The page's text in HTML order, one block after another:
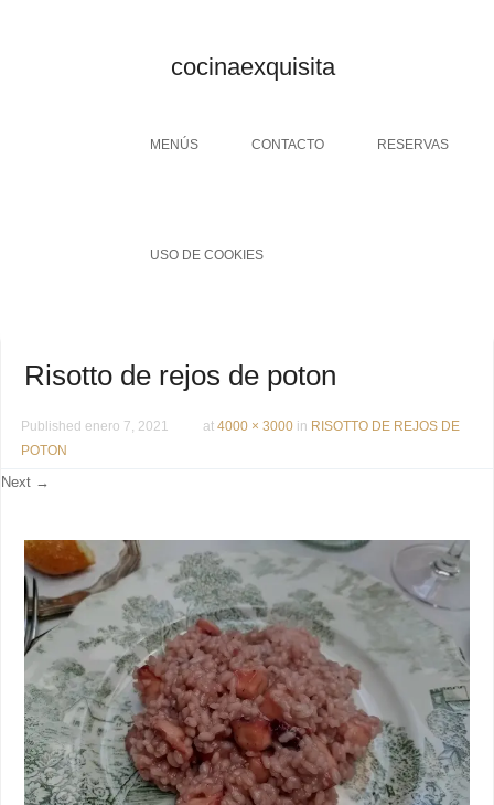
cocinaexquisita
Menu
SKIP TO CONTENT
MENÚS CONTACTO RESERVAS
USO DE COOKIES
Risotto de rejos de poton
Published enero 7, 2021 at 4000 × 3000 in RISOTTO DE REJOS DE
POTON
Next →